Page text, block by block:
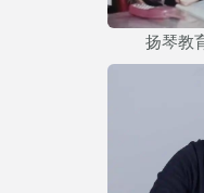
扬琴教